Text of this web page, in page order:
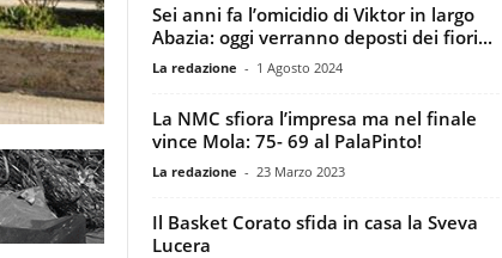
Sei anni fa l’omicidio di Viktor in largo
Abazia: oggi verranno deposti dei fiori...
La redazione - 1 Agosto 2024
La NMC sfiora l’impresa ma nel finale
vince Mola: 75- 69 al PalaPinto!
La redazione - 23 Marzo 2023
Il Basket Corato sfida in casa la Sveva
Lucera